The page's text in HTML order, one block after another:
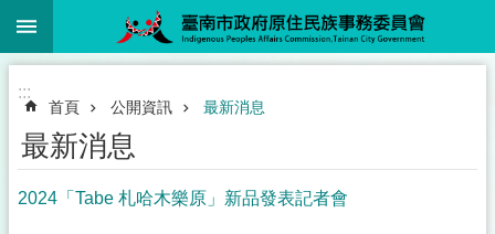
跳到主要內容區塊
:::
首頁 公開資訊 最新消息
最新消息
2024「Tabe 札哈木樂原」新品發表記者會